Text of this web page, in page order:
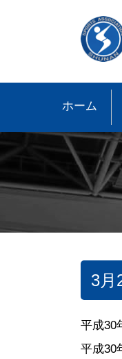
ホーム
●スポーツ少年団と
●登録スポーツ少年
3月
平成30
平成30